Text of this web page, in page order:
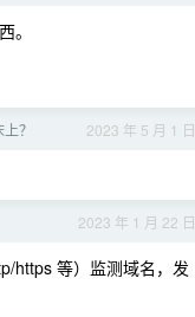
。
2023 年 5 月 1 日
？
2023 年 1 月 22 日
https 等）监测域名，发